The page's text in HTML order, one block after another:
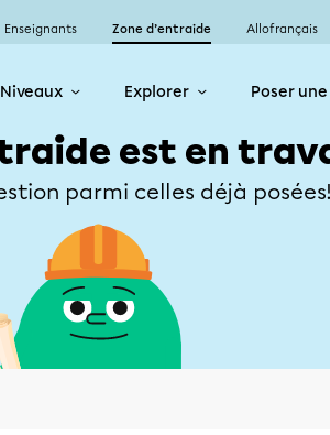
Enseignants Zone d’entraide Allofrançais
Niveaux Explorer Poser
est en
parmi celles déjà